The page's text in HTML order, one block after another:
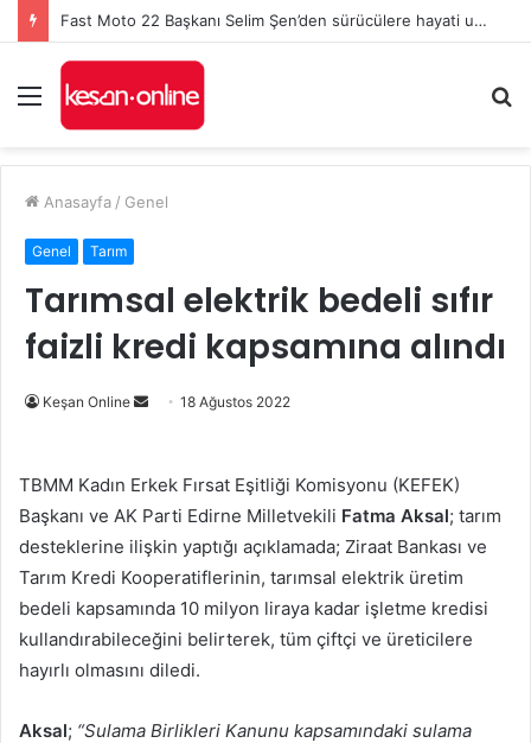
Fast Moto 22 Başkanı Selim Şen’den sürücülere hayati uyarılar: Kurallar, karşılıklı saygı ve kaska dikkat!
Menü
...
Anasayfa / Genel
Genel Tarım
Tarımsal elektrik bedeli sıfır
faizli kredi kapsamına alındı
Keşan Online
Bir
göndermek
18 Ağustos 2022
TBMM Kadın Erkek Fırsat Eşitliği Komisyonu (KEFEK)
Başkanı ve AK Parti Edirne Milletvekili Fatma Aksal; tarım
desteklerine ilişkin yaptığı açıklamada; Ziraat Bankası ve
Tarım Kredi Kooperatiflerinin, tarımsal elektrik üretim
bedeli kapsamında 10 milyon liraya kadar işletme kredisi
kullandırabileceğini belirterek, tüm çiftçi ve üreticilere
hayırlı olmasını diledi.
Aksal; “Sulama Birlikleri Kanunu kapsamındaki sulama